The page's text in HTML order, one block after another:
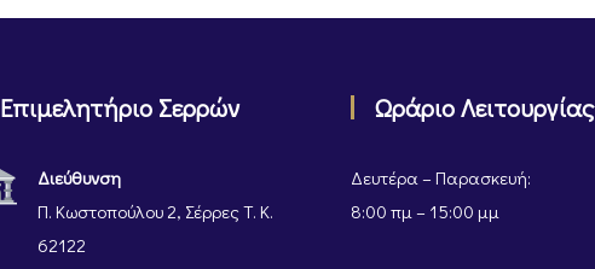
Επιμελητήριο Σερρών
Διεύθυνση
Π. Κωστοπούλου 2, Σέρρες Τ. Κ.
62122
Ωράριο Λειτουργίας
Δευτέρα – Παρασκευή:
8:00 πμ – 15:00 μμ